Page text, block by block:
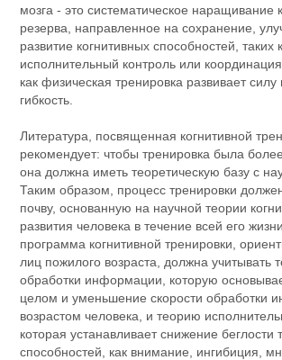
мозга - это систематическое наращивание
резерва, направленное на сохранение,
развитие когнитивных способностей, таких
исполнительный контроль или
как физическая тренировка развивает
гибкость.
Литература, посвященная когнитивной
рекомендует: чтобы тренировка была
она должна иметь теоретическую базу с
Таким образом, процесс тренировки
почву, основанную на научной теории
развития человека в течение всей его
программа когнитивной тренировки,
лиц пожилого возраста, должна учитывать
обработки информации, которую
целом и уменьшение скорости обработки
возрастом человека, и теорию
которая устанавливает снижение беглости
способностей, как внимание, ингибиция,